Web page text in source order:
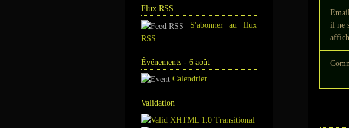
Flux RSS
S'abonner au flux
RSS
Événements - 6 août
Calendrier
Validation
il ne